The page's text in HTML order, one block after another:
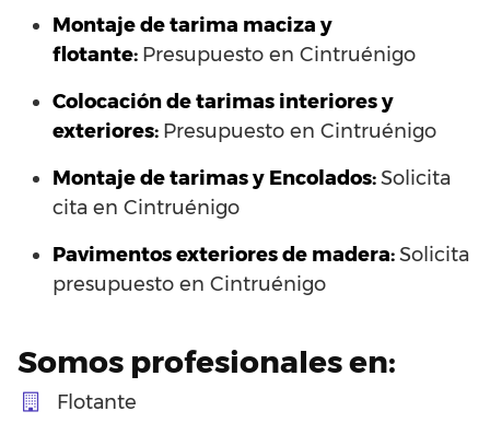
Montaje de tarima maciza y
flotante: Presupuesto en Cintruénigo
Colocación de tarimas interiores y
exteriores: Presupuesto en Cintruénigo
Montaje de tarimas y Encolados:Solicita
cita en Cintruénigo
Pavimentos exteriores de madera:Solicita
presupuesto en Cintruénigo
Somos profesionales en:
Flotante